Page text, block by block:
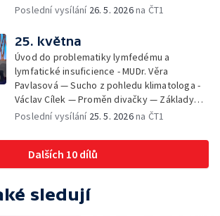
Veronika Slaninová — Běháme s dětmi - jak
Schneiderová — Colours of Ostrava - Filip
Košťálek a Jan Vojtko — Tajemství křišťálové
planety - Jan Maxián, Petr Horák a Adélka
Hesová — Český svaz ochránců přírody - Eva
Šrailová
Poslední vysílání 26. 5. 2026na ČT1
25. května
Úvod do problematiky lymfedému a
lymfatické insuficience - MUDr. Věra
Pavlasová — Sucho z pohledu klimatologa -
Václav Cílek — Proměn divačky — Základy
bezpečnosti dětí na inline bruslích - Petr
Zooterapie - praktické využití - Linda
Tinková — Pražské jaro - Klára Boudalová,
Marko Ivanović
Poslední vysílání 25. 5. 2026na ČT1
Dalších 10 dílů
sledují